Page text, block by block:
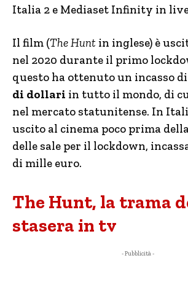
Italia 2 e Mediaset Infinity in
Il film (The Hunt in inglese) è
nel 2020 durante il primo
questo ha ottenuto un incasso di
di dollari in tutto il mondo, di
nel mercato statunitense. In
uscito al cinema poco prima
delle sale per il lockdown,
di mille euro.
The Hunt, la trama
stasera in tv
- Pubblicità -